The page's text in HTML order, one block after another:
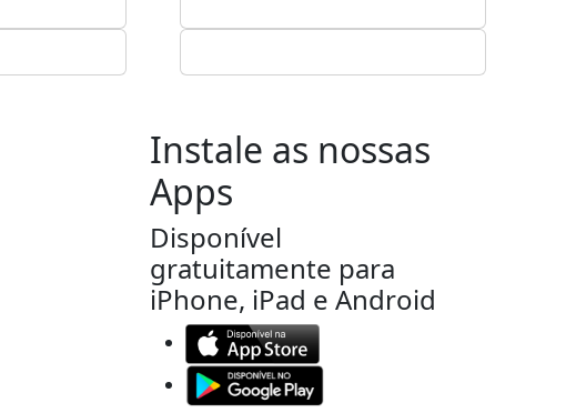
Instale as nossas
Apps
Disponível
gratuitamente para
iPhone, iPad e Android